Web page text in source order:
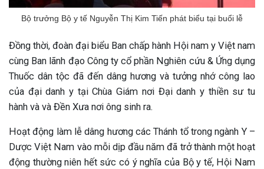
Bộ trưởng Bộ y tế Nguyễn Thị Kim Tiến phát biểu tại buổi lễ
Đồng thời, đoàn đại biểu Ban chấp hành Hội nam y Việt nam
cùng Ban lãnh đạo Công ty cổ phần Nghiên cứu & Ứng dụng
Thuốc dân tộc đã đến dâng hương và tưởng nhớ công lao
của đại danh y tại Chùa Giám nơi Đại danh y thiền sư tu
hành và và Đền Xưa nơi ông sinh ra.
Hoạt động làm lễ dâng hương các Thánh tổ trong ngành Y –
Dược Việt Nam vào mỗi dịp đầu năm đã trở thành một hoạt
động thường niên hết sức có ý nghĩa của Bộ y tế, Hội Nam